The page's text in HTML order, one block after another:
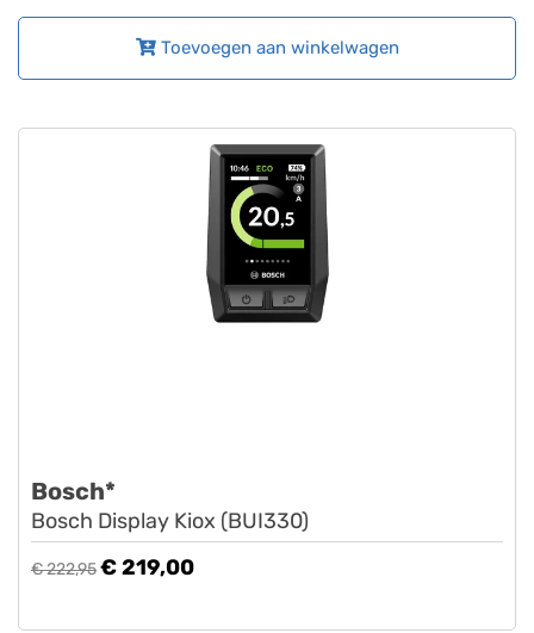
Toevoegen aan winkelwagen
Bosch*
Bosch Display Kiox (BUI330)
€ 222,95€ 219,00